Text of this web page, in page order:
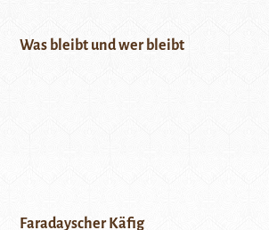
Was bleibt und wer bleibt
Faradayscher Käfig